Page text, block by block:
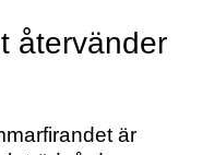
återvänder
är